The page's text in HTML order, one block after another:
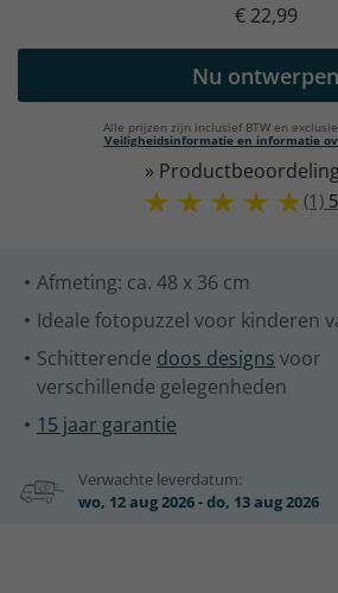
»
(1)
Afmeting: ca. 48 x 36 cm
Ideale fotopuzzel voor kinderen
Schitterende doos designs voor
verschillende gelegenheden
15 jaar garantie
Verwachte leverdatum:
wo, 12 aug 2026 - do, 13 aug 2026
€ 22,99
Nu ontwerpen
Alle prijzen zijn inclusief BTW en
Veiligheidsinformatie en informatie